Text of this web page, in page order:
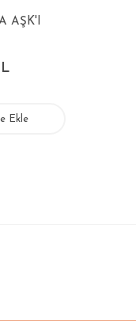
AŞK'I
Ekle